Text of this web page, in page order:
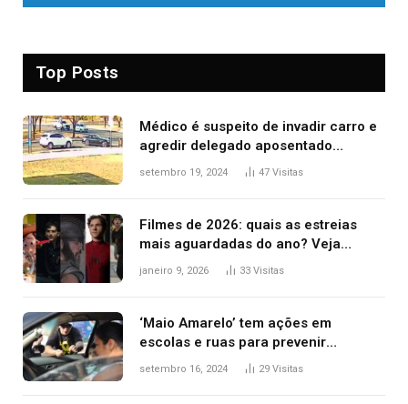
Top Posts
Médico é suspeito de invadir carro e
agredir delegado aposentado
durante confusão no trânsito
setembro 19, 2024 47 Visitas
Filmes de 2026: quais as estreias
mais aguardadas do ano? Veja
principais lançamentos do cinema
janeiro 9, 2026 33 Visitas
‘Maio Amarelo’ tem ações em
escolas e ruas para prevenir
acidentes no trânsito no AP
setembro 16, 2024 29 Visitas